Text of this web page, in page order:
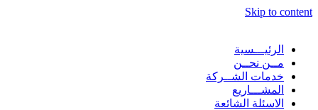
Skip to content
الرئيـــسية
مــن نحــن
خدمات الشــركة
المشـــاريع
الاسئلة الشائعة